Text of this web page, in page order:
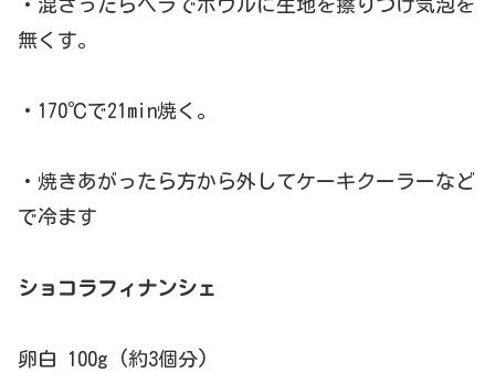
・混ざったらヘラでボウルに生地を擦りつけ気泡を
無くす。
・170℃で21min焼く。
・焼きあがったら方から外してケーキクーラーなど
で冷ます
ショコラフィナンシェ
卵白 100g (約3個分)